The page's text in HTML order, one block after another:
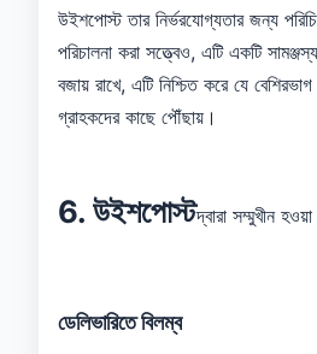
উইশপোস্ট তার নির্ভরযোগ্যতার জন্য
পরিচালনা করা সত্ত্বেও, এটি একটি
বজায় রাখে, এটি নিশ্চিত করে যে
গ্রাহকদের কাছে পৌঁছায়।
6. উইশপোস্টদ্বারা সম্মুখীন হওয়া
ডেলিভারিতে বিলম্ব